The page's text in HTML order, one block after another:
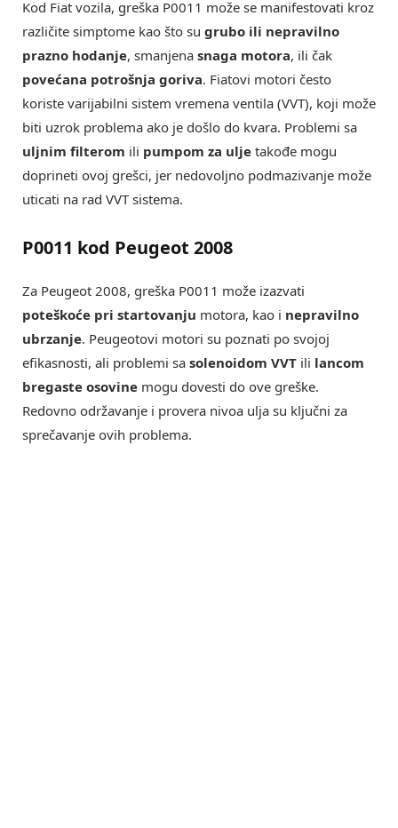
Kod Fiat vozila, greška P0011 može se manifestovati kroz
različite simptome kao što su grubo ili nepravilno
prazno hodanje, smanjena snaga motora, ili čak
povećana potrošnja goriva. Fiatovi motori često
koriste varijabilni sistem vremena ventila (VVT), koji može
biti uzrok problema ako je došlo do kvara. Problemi sa
uljnim filterom ili pumpom za ulje takođe mogu
doprineti ovoj grešci, jer nedovoljno podmazivanje može
uticati na rad VVT sistema.
P0011 kod Peugeot 2008
Za Peugeot 2008, greška P0011 može izazvati
poteškoće pri startovanju motora, kao i nepravilno
ubrzanje. Peugeotovi motori su poznati po svojoj
efikasnosti, ali problemi sa solenoidom VVT ili lancom
bregaste osovine mogu dovesti do ove greške.
Redovno održavanje i provera nivoa ulja su ključni za
sprečavanje ovih problema.